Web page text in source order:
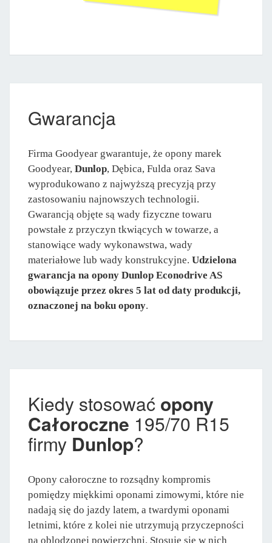
Gwarancja
Firma Goodyear gwarantuje, że opony marek
Goodyear, Dunlop, Dębica, Fulda oraz Sava
wyprodukowano z najwyższą precyzją przy
zastosowaniu najnowszych technologii.
Gwarancją objęte są wady fizyczne towaru
powstałe z przyczyn tkwiących w towarze, a
stanowiące wady wykonawstwa, wady
materiałowe lub wady konstrukcyjne. Udzielona
gwarancja na opony Dunlop Econodrive AS
obowiązuje przez okres 5 lat od daty produkcji,
oznaczonej na boku opony.
Kiedy stosować opony
Całoroczne 195/70 R15
firmy Dunlop?
Opony całoroczne to rozsądny kompromis
pomiędzy miękkimi oponami zimowymi, które nie
nadają się do jazdy latem, a twardymi oponami
letnimi, które z kolei nie utrzymują przyczepności
na oblodzonej powierzchni. Stosuje się w nich